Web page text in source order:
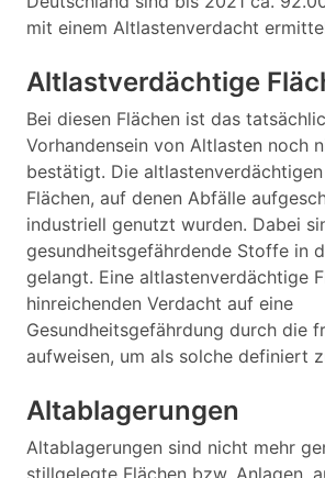
mit einem Altlastenverdacht
Altlastverdächtige
Bei diesen Flächen ist das
Vorhandensein von Altlasten noch
bestätigt. Die
Flächen, auf denen Abfälle
industriell genutzt wurden. Dabei
gesundheitsgefährdende Stoffe in
gelangt. Eine altlastenverdächtige
hinreichenden Verdacht auf eine
Gesundheitsgefährdung durch die
aufweisen, um als solche definiert
Altablagerungen
Altablagerungen sind nicht mehr